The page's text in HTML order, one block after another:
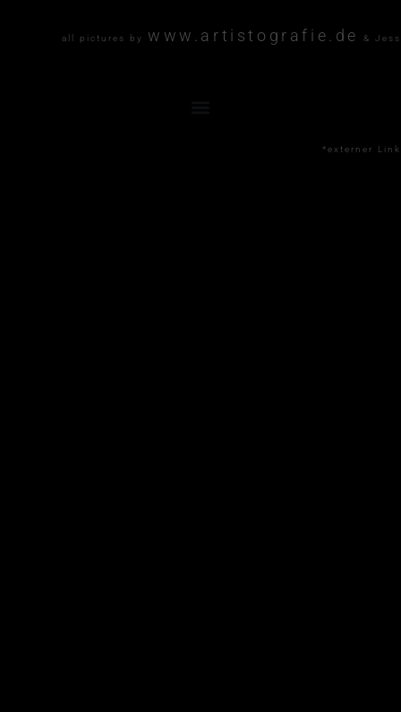
all pictures by www.artistografie.de & Jess
*externer Link